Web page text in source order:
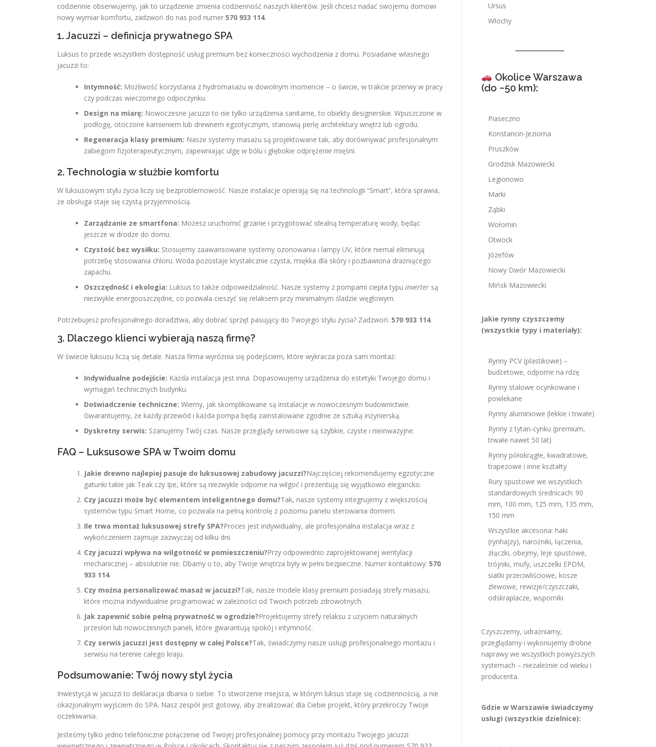
codziennie obserwujemy, jak to urządzenie zmienia codzienność naszych klientów. Jeśli chcesz nadać swojemu domowi
nowy wymiar komfortu, zadzwoń do nas pod numer 570 933 114.
1. Jacuzzi – definicja prywatnego SPA
Luksus to przede wszystkim dostępność usług premium bez konieczności wychodzenia z domu. Posiadanie własnego
jacuzzi to:
Intymność: Możliwość korzystania z hydromasażu w dowolnym momencie – o świcie, w trakcie przerwy w pracy
czy podczas wieczornego odpoczynku.
Design na miarę: Nowoczesne jacuzzi to nie tylko urządzenia sanitarne, to obiekty designerskie. Wpuszczone w
podłogę, otoczone kamieniem lub drewnem egzotycznym, stanowią perłę architektury wnętrz lub ogrodu.
Regeneracja klasy premium: Nasze systemy masażu są projektowane tak, aby dorównywać profesjonalnym
zabiegom fizjoterapeutycznym, zapewniając ulgę w bólu i głębokie odprężenie mięśni.
2. Technologia w służbie komfortu
W luksusowym stylu życia liczy się bezproblemowość. Nasze instalacje opierają się na technologii “Smart”, która sprawia,
że obsługa staje się czystą przyjemnością.
Zarządzanie ze smartfona: Możesz uruchomić grzanie i przygotować idealną temperaturę wody, będąc
jeszcze w drodze do domu.
Czystość bez wysiłku: Stosujemy zaawansowane systemy ozonowania i lampy UV, które niemal eliminują
potrzebę stosowania chloru. Woda pozostaje krystalicznie czysta, miękka dla skóry i pozbawiona drażniącego
zapachu.
Oszczędność i ekologia: Luksus to także odpowiedzialność. Nasze systemy z pompami ciepła typu inverter są
niezwykle energooszczędne, co pozwala cieszyć się relaksem przy minimalnym śladzie węglowym.
Potrzebujesz profesjonalnego doradztwa, aby dobrać sprzęt pasujący do Twojego stylu życia? Zadzwoń: 570 933 114.
3. Dlaczego klienci wybierają naszą firmę?
W świecie luksusu liczą się detale. Nasza firma wyróżnia się podejściem, które wykracza poza sam montaż:
Indywidualne podejście: Każda instalacja jest inna. Dopasowujemy urządzenia do estetyki Twojego domu i
wymagań technicznych budynku.
Doświadczenie techniczne: Wiemy, jak skomplikowane są instalacje w nowoczesnym budownictwie.
Gwarantujemy, że każdy przewód i każda pompa będą zainstalowane zgodnie ze sztuką inżynierską.
Dyskretny serwis: Szanujemy Twój czas. Nasze przeglądy serwisowe są szybkie, czyste i nieinwazyjne.
FAQ – Luksusowe SPA w Twoim domu
Jakie drewno najlepiej pasuje do luksusowej zabudowy jacuzzi?Najczęściej rekomendujemy egzotyczne
gatunki takie jak Teak czy Ipe, które są niezwykle odporne na wilgoć i prezentują się wyjątkowo elegancko.
Czy jacuzzi może być elementem inteligentnego domu?Tak, nasze systemy integrujemy z większością
systemów typu Smart Home, co pozwala na pełną kontrolę z poziomu panelu sterowania domem.
Ile trwa montaż luksusowej strefy SPA?Proces jest indywidualny, ale profesjonalna instalacja wraz z
wykończeniem zajmuje zazwyczaj od kilku dni.
Czy jacuzzi wpływa na wilgotność w pomieszczeniu?Przy odpowiednio zaprojektowanej wentylacji
mechanicznej – absolutnie nie. Dbamy o to, aby Twoje wnętrza były w pełni bezpieczne. Numer kontaktowy: 570
933 114.
Czy można personalizować masaż w jacuzzi?Tak, nasze modele klasy premium posiadają strefy masażu,
które można indywidualnie programować w zależności od Twoich potrzeb zdrowotnych.
Jak zapewnić sobie pełną prywatność w ogrodzie?Projektujemy strefy relaksu z użyciem naturalnych
przesłon lub nowoczesnych paneli, które gwarantują spokój i intymność.
Czy serwis jacuzzi jest dostępny w całej Polsce?Tak, świadczymy nasze usługi profesjonalnego montażu i
serwisu na terenie całego kraju.
Podsumowanie: Twój nowy styl życia
Inwestycja w jacuzzi to deklaracja dbania o siebie. To stworzenie miejsca, w którym luksus staje się codziennością, a nie
okazjonalnym wyjściem do SPA. Nasz zespół jest gotowy, aby zrealizować dla Ciebie projekt, który przekroczy Twoje
oczekiwania.
Jesteśmy tylko jedno telefoniczne połączenie od Twojej profesjonalnej pomocy przy montażu Twojego jacuzzi
Ursus
Włochy
Okolice Warszawa
(do ~50 km):
Piaseczno
Konstancin-Jeziorna
Pruszków
Grodzisk Mazowiecki
Legionowo
Marki
Ząbki
Wołomin
Otwock
Józefów
Nowy Dwór Mazowiecki
Mińsk Mazowiecki
Jakie rynny czyszczemy
(wszystkie typy i materiały):
Rynny PCV (plastikowe) –
budżetowe, odporne na rdzę
Rynny stalowe ocynkowane i
powlekane
Rynny aluminiowe (lekkie i trwałe)
Rynny z tytan-cynku (premium,
trwałe nawet 50 lat)
Rynny półokrągłe, kwadratowe,
trapezowe i inne kształty
Rury spustowe we wszystkich
standardowych średnicach: 90
mm, 100 mm, 125 mm, 135 mm,
150 mm
Wszystkie akcesoria: haki
(rynhajzy), narożniki, łączenia,
złączki, obejmy, leje spustowe,
trójniki, mufy, uszczelki EPDM,
siatki przeciwliściowe, kosze
zlewowe, rewizje/czyszczaki,
odskraplacze, wsporniki
Czyszczemy, udrażniamy,
przeglądamy i wykonujemy drobne
naprawy we wszystkich powyższych
systemach – niezależnie od wieku i
producenta.
Gdzie w Warszawie świadczymy
usługi (wszystkie dzielnice):